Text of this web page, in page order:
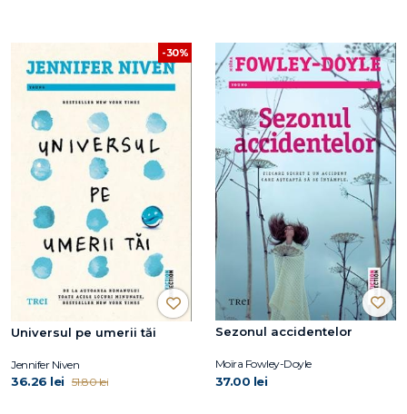
-30%
Universul pe umerii tăi
Jennifer Niven
36.26 lei 51.80 lei
Sezonul accidentelor
Moïra Fowley-Doyle
37.00 lei